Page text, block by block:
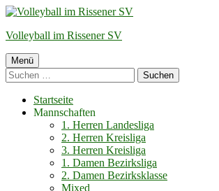
Springe
Inhalt
Volleyball im Rissener SV
Primäres
Menü
Menü
Suchen
nach:
Startseite
Mannschaften
1. Herren Landesliga
2. Herren Kreisliga
3. Herren Kreisliga
1. Damen Bezirksliga
2. Damen Bezirksklasse
Mixed